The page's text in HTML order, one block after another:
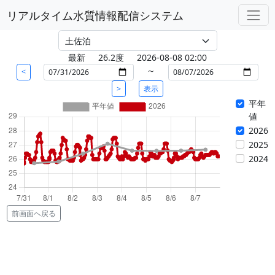
リアルタイム水質情報配信システム
最新 26.2度 2026-08-08 02:00
< ～
> 表示
前画面へ戻る
平年
値
2026
2025
2024